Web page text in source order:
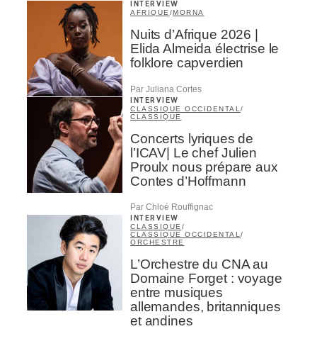
INTERVIEW
AFRIQUE /MORNA
Nuits d’Afrique 2026 |
Elida Almeida électrise le
folklore capverdien
Par Juliana Cortes
INTERVIEW
CLASSIQUE OCCIDENTAL /
CLASSIQUE
Concerts lyriques de
l’ICAV| Le chef Julien
Proulx nous prépare aux
Contes d’Hoffmann
Par Chloé Rouffignac
INTERVIEW
CLASSIQUE /
CLASSIQUE OCCIDENTAL /
ORCHESTRE
L’Orchestre du CNA au
Domaine Forget : voyage
entre musiques
allemandes, britanniques
et andines